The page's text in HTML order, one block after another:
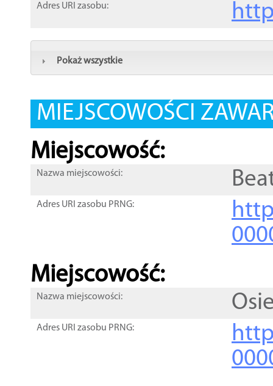
Adres URI zasobu:
Pokaż wszystkie
MIEJSCOWOŚCI
Miejscowość:
Nazwa miejscowości:
Adres URI zasobu PRNG:
Miejscowość:
Nazwa miejscowości:
Adres URI zasobu PRNG: